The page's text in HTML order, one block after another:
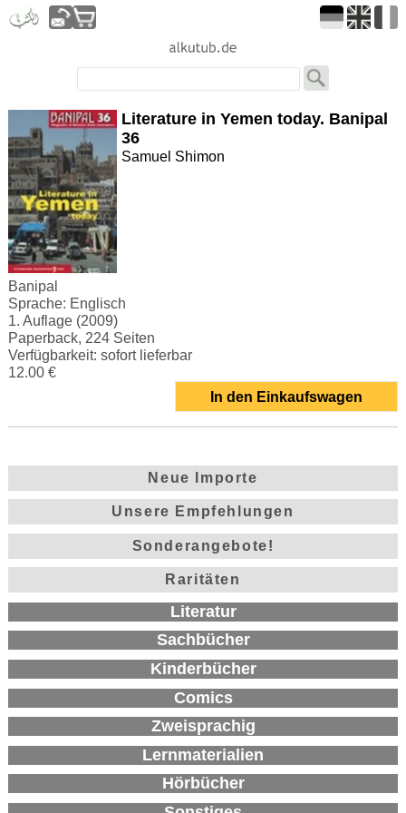
Literature in Yemen today. Banipal
36
Samuel Shimon
Banipal
Sprache: Englisch
1. Auflage (2009)
Paperback, 224 Seiten
Verfügbarkeit: sofort lieferbar
12.00 €
In den Einkaufswagen
Neue Importe
Unsere Empfehlungen
Sonderangebote!
Raritäten
Literatur
Sachbücher
Kinderbücher
Comics
Zweisprachig
Lernmaterialien
Hörbücher